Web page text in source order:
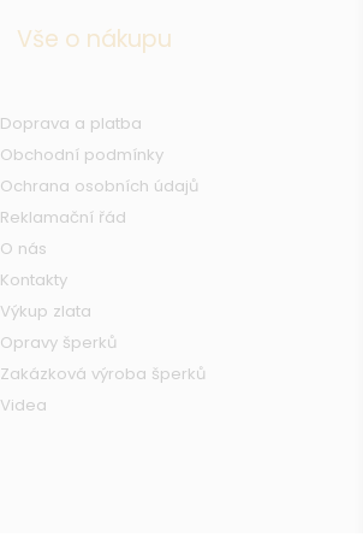
Vše o nákupu
Doprava a platba
Obchodní podmínky
Ochrana osobních údajů
Reklamační řád
O nás
Kontakty
Výkup zlata
Opravy šperků
Zakázková výroba šperků
Videa